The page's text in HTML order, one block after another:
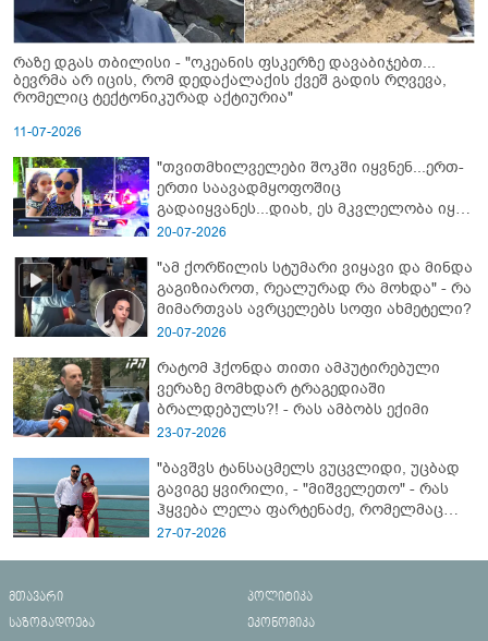
რაზე დგას თბილისი - "ოკეანის ფსკერზე დავაბიჯებთ...
ბევრმა არ იცის, რომ დედაქალაქის ქვეშ გადის რღვევა,
რომელიც ტექტონიკურად აქტიურია"
11-07-2026
"თვითმხილველები შოკში იყვნენ...ერთ-
ერთი საავადმყოფოშიც
გადაიყვანეს...დიახ, ეს მკვლელობა იყო"
- გორში დატრიალებული ტრაგედიის
20-07-2026
"ამ ქორწილის სტუმარი ვიყავი და მინდა
გაგიზიაროთ, რეალურად რა მოხდა" - რა
მიმართვას ავრცელებს სოფი ახმეტელი?
20-07-2026
რატომ ჰქონდა თითი ამპუტირებული
ვერაზე მომხდარ ტრაგედიაში
ბრალდებულს?! - რას ამბობს ექიმი
23-07-2026
"ბავშვს ტანსაცმელს ვუცვლიდი, უცბად
გავიგე ყვირილი, - "მიშველეთო" - რას
ჰყვება ლელა ფარტენაძე, რომელმაც
ბათუმში 16 წლის ბიჭი ზღვაში
27-07-2026
მთავარი
პოლიტიკა
საზოგადოება
ეკონომიკა